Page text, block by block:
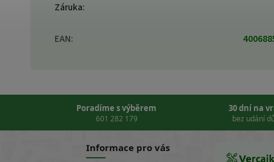
Záruka:
EAN:
Poradíme s výběrem
601 282 179
30 dní na
bez udání
Informace pro vás